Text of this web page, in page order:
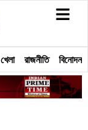
খেলা রাজনীতি বিনোদন